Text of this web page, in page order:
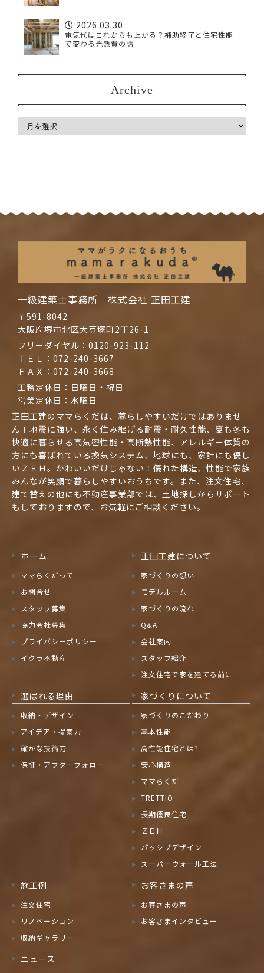
2026.03.30
電気代はこれからも上がる？補助終了と住宅性能
で変わる光熱費の話
Archive
一級建築士事務所 株式会社 正田工建
〒591-8042
大阪府堺市北区大豆塚町2丁26-1
フリーダイヤル： 0120-923-112
ＴＥＬ： 072-240-3667
ＦＡＸ：072-240-3668
工務定休日：日曜日・祝日
営業定休日：水曜日
正田工建のママらくだは、暮らしやすいだけではありませ
ん！地震に強い、永く住み継げる耐震・耐久性能、夏も冬も
快適に暮らせる高気密性能・高断熱性能、アレルギー体質の
方にも喜ばれている換気システム、地球にも、家計にも優し
いＺＥＨ。かわいいだけじゃない！優れた構造、性能で家族
みんなが笑顔で暮らしやすいおうちです。また、注文住宅、
建て替えの他にも不動産事業部では、土地探しからサポート
もしておりますので、お気軽にご相談ください。
ホーム
ママらくだって
お問合せ
スタッフ募集
協力会社募集
プライバシーポリシー
イクラ不動産
正田工建について
家づくりの想い
モデルルーム
家づくりの流れ
Q&A
会社案内
スタッフ紹介
注文住宅で家を建てる前に
選ばれる理由
収納・デザイン
アイデア・提案力
確かな技術力
保証・アフターフォロー
家づくりについて
家づくりのこだわり
基本性能
高性能住宅とは?
安心構造
ママらくだ
TRETTIO
長期優良住宅
ＺＥＨ
パッシブデザイン
スーパーウォール工法
施工例
注文住宅
リノベーション
収納ギャラリー
お客さまの声
お客さまの声
お客さまインタビュー
ニュース